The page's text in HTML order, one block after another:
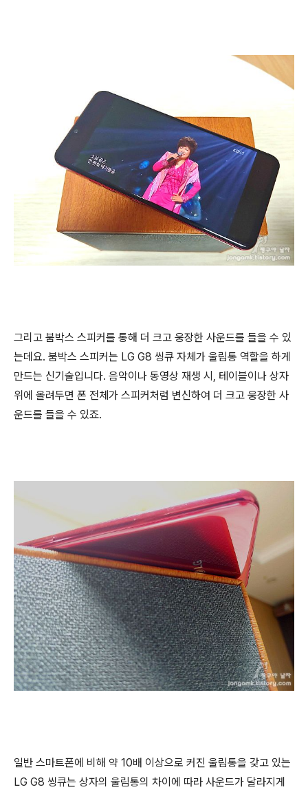
그리고 붐박스 스피커를 통해 더 크고 웅장한 사운드를 들을 수 있
는데요. 붐박스 스피커는 LG G8 씽큐 자체가 울림통 역할을 하게
만드는 신기술입니다. 음악이나 동영상 재생 시, 테이블이나 상자
위에 올려두면 폰 전체가 스피커처럼 변신하여 더 크고 웅장한 사
운드를 들을 수 있죠.
일반 스마트폰에 비해 약 10배 이상으로 커진 울림통을 갖고 있는
LG G8 씽큐는 상자의 울림통의 차이에 따라 사운드가 달라지게